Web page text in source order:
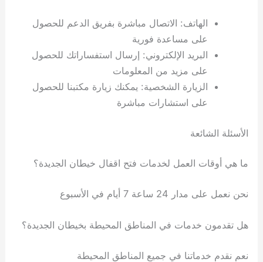
الهاتف: الاتصال مباشرة بفريق الدعم للحصول
على مساعدة فورية
البريد الإلكتروني: إرسال استفساراتك للحصول
على مزيد من المعلومات
الزيارة الشخصية: يمكنك زيارة مكتبنا للحصول
على استشارات مباشرة
الأسئلة الشائعة
ما هي أوقات العمل لخدمات فتح اقفال خيطان الجديدة؟
نحن نعمل على مدار 24 ساعة 7 أيام في الأسبوع
هل تقدمون خدمات في المناطق المحيطة بخيطان الجديدة؟
نعم نقدم خدماتنا في جميع المناطق المحيطة